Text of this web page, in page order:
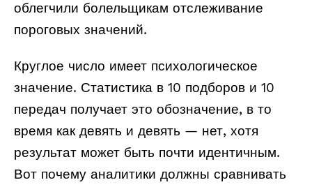
облегчили болельщикам отслеживание
пороговых значений.
Круглое число имеет психологическое
значение. Статистика в 10 подборов и 10
передач получает это обозначение, в то
время как девять и девять — нет, хотя
результат может быть почти идентичным.
Вот почему аналитики должны сравнивать